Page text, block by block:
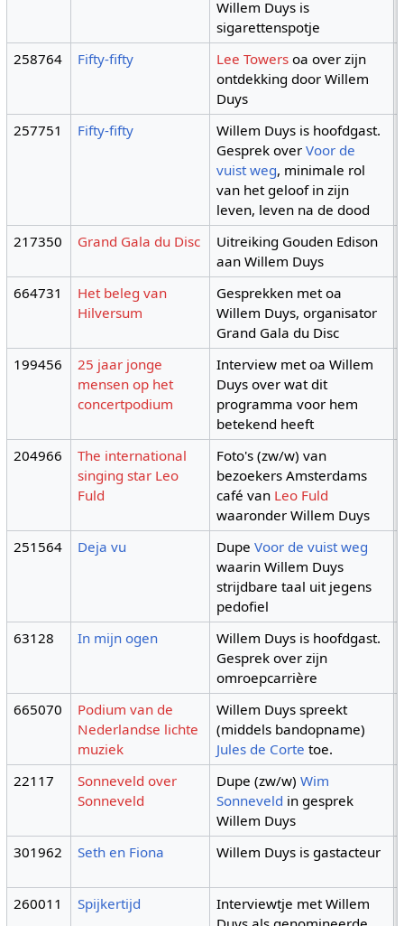
Willem Duys is
sigarettenspotje
258764
Fifty-fifty Lee Towers oa over zijn
ontdekking door Willem
Duys
257751 Fifty-fifty
Willem Duys is hoofdgast.
Gesprek overVoor de
vuist weg, minimale rol
van het geloof in zijn
leven, leven na de dood
217350 Grand Gala du Disc
Uitreiking Gouden Edison
aan Willem Duys
664731
Het beleg van
Hilversum
Gesprekken met oa
Willem Duys, organisator
Grand Gala du Disc
199456
25 jaar jonge
mensen op het
concertpodium
Interview met oa Willem
Duys over wat dit
programma voor hem
betekend heeft
204966
The international
singing star Leo
Fuld
Foto's (zw/w) van
bezoekers Amsterdams
café van Leo Fuld
waaronder Willem Duys
251564
Deja vu DupeVoor de vuist weg
waarin Willem Duys
strijdbare taal uit jegens
pedofiel
63128
In mijn ogen
Willem Duys is hoofdgast.
Gesprek over zijn
omroepcarrière
665070
Podium van de
Nederlandse lichte
muziek
Willem Duys spreekt
(middels bandopname)
Jules de Corte toe.
22117
Sonneveld over
Sonneveld
Dupe (zw/w)Wim
Sonneveld in gesprek
Willem Duys
301962
Seth en Fiona Willem Duys is gastacteur
260011 Spijkertijd
Interviewtje met Willem